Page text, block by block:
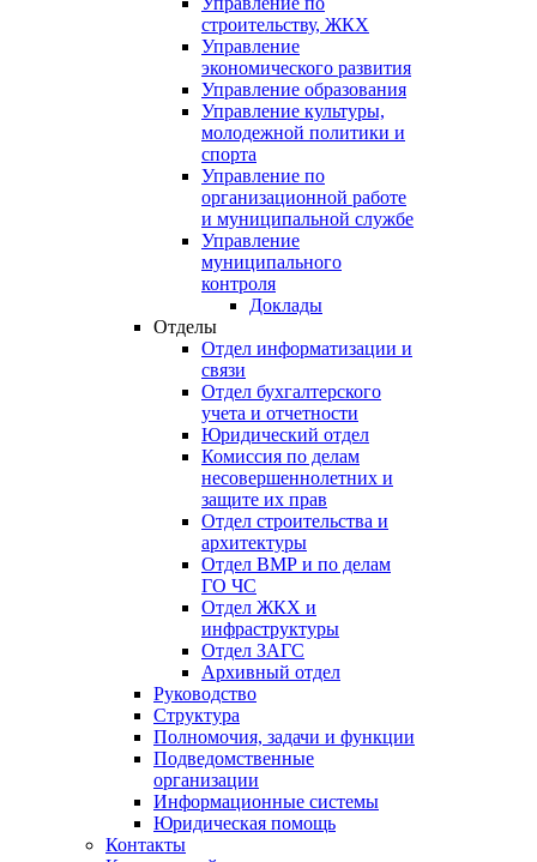
строительству, ЖКХ
Управление
экономического развития
Управление образования
Управление культуры,
молодежной политики и
спорта
Управление по
организационной работе
и муниципальной службе
Управление
муниципального
контроля
Доклады
Отделы
Отдел информатизации и
связи
Отдел бухгалтерского
учета и отчетности
Юридический отдел
Комиссия по делам
несовершеннолетних и
защите их прав
Отдел строительства и
архитектуры
Отдел ВМР и по делам
ГО ЧС
Отдел ЖКХ и
инфраструктуры
Отдел ЗАГС
Архивный отдел
Руководство
Структура
Полномочия, задачи и функции
Подведомственные
организации
Информационные системы
Юридическая помощь
Контакты